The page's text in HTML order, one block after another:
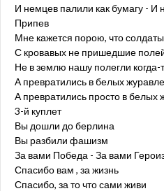
И немцев палили как бумагу - И
Припев
Мне кажется порою, что солдаты
С кровавых не пришедшие
Не в землю нашу полегли когда-
А превратились в белых
А превратились просто в белых
3-й куплет
Вы дошли до берлина
Вы разбили фашизм
За вами Победа - За вами
Спасибо вам , за жизнь
Спасибо, за то что сами живи